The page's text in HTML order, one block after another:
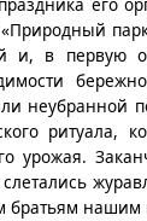
и, в первую
неубранной
ритуала,
урожая.
слетались
братьям